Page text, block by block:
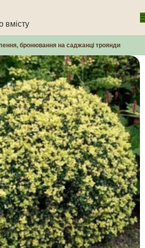
вмісту
бронювання на саджанці троянди